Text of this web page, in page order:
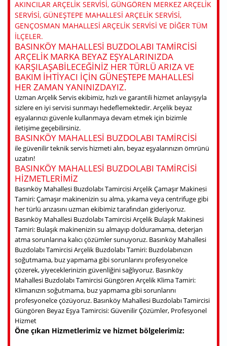
AKINCILAR ARÇELIK SERVISI, GÜNGÖREN MERKEZ ARÇELIK
SERVISI, GÜNEŞTEPE MAHALLESI ARÇELIK SERVISI,
GENÇOSMAN MAHALLESI ARÇELIK SERVISI VE DIĞER TÜM
ILÇELER.
BASINKÖY MAHALLESI BUZDOLABI TAMIRCISI
ARÇELIK MARKA BEYAZ EŞYALARINIZDA
KARŞILAŞABILECEĞINIZ HER TÜRLÜ ARIZA VE
BAKIM IHTIYACI IÇIN GÜNEŞTEPE MAHALLESI
HER ZAMAN YANINIZDAYIZ.
Uzman Arçelik Servis ekibimiz, hızlı ve garantili hizmet anlayışıyla
sizlere en iyi servisi sunmayı hedeflemektedir. Arçelik beyaz
eşyalarınızı güvenle kullanmaya devam etmek için bizimle
iletişime geçebilirsiniz.
BASINKÖY MAHALLESI BUZDOLABI TAMIRCISI
ile güvenilir teknik servis hizmeti alın, beyaz eşyalarınızın ömrünü
uzatın!
BASINKÖY MAHALLESI BUZDOLABI TAMIRCISI
HIZMETLERIMIZ
Basınköy Mahallesi Buzdolabı Tamircisi Arçelik Çamaşır Makinesi
Tamiri: Çamaşır makinenizin su alma, yıkama veya centrifuge gibi
her türlü arızasını uzman ekibimiz tarafından gideriyoruz.
Basınköy Mahallesi Buzdolabı Tamircisi Arçelik Bulaşık Makinesi
Tamiri: Bulaşık makinenizin su almayıp dolduramama, deterjan
atma sorunlarına kalıcı çözümler sunuyoruz. Basınköy Mahallesi
Buzdolabı Tamircisi Arçelik Buzdolabı Tamiri: Buzdolabınızın
soğutmama, buz yapmama gibi sorunlarını profesyonelce
çözerek, yiyeceklerinizin güvenliğini sağlıyoruz. Basınköy
Mahallesi Buzdolabı Tamircisi Güngören Arçelik Klima Tamiri:
Klimanızın soğutmama, buz yapmama gibi sorunlarını
profesyonelce çözüyoruz. Basınköy Mahallesi Buzdolabı Tamircisi
Güngören Beyaz Eşya Tamircisi: Güvenilir Çözümler, Profesyonel
Hizmet
Öne çıkan Hizmetlerimiz ve hizmet bölgelerimiz: